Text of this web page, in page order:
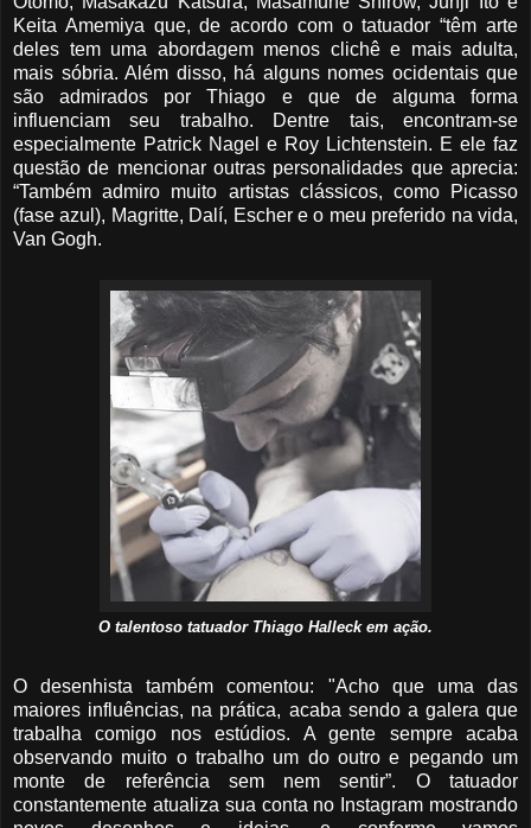
Keita Amemiya que, de acordo com o tatuador “têm arte
deles tem uma abordagem menos clichê e mais adulta,
mais sóbria. Além disso, há alguns nomes ocidentais que
são admirados por Thiago e que de alguma forma
influenciam seu trabalho. Dentre tais, encontram-se
especialmente Patrick Nagel e Roy Lichtenstein. E ele faz
questão de mencionar outras personalidades que aprecia:
“Também admiro muito artistas clássicos, como Picasso
(fase azul), Magritte, Dalí, Escher e o meu preferido na vida,
Van Gogh.
O talentoso tatuador Thiago Halleck em ação.
O desenhista também comentou: "Acho que uma das
maiores influências, na prática, acaba sendo a galera que
trabalha comigo nos estúdios. A gente sempre acaba
observando muito o trabalho um do outro e pegando um
monte de referência sem nem sentir”. O tatuador
constantemente atualiza sua conta no Instagram mostrando